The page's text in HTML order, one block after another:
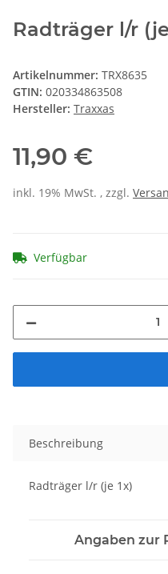
Radträger l/r
Artikelnummer: TRX8635
GTIN: 020334863508
Hersteller: Traxxas
11,90 €
inkl. 19% MwSt. , zzgl.
Verfügbar
Beschreibung
Radträger l/r (je 1x)
Angaben zur